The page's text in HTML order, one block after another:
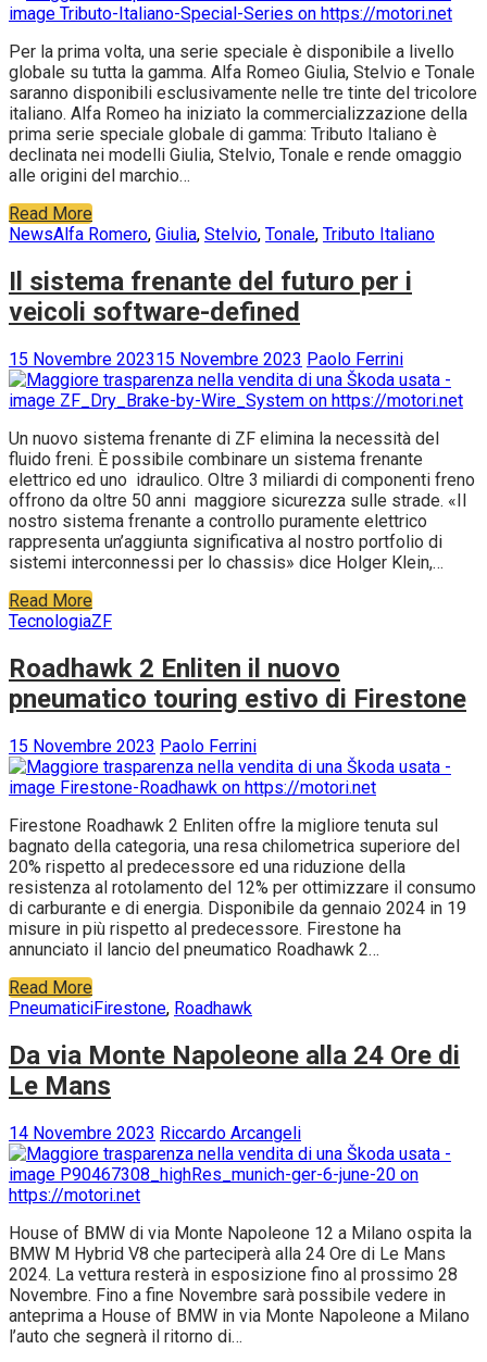
Per la prima volta, una serie speciale è disponibile a livello
globale su tutta la gamma. Alfa Romeo Giulia, Stelvio e Tonale
saranno disponibili esclusivamente nelle tre tinte del tricolore
italiano. Alfa Romeo ha iniziato la commercializzazione della
prima serie speciale globale di gamma: Tributo Italiano è
declinata nei modelli Giulia, Stelvio, Tonale e rende omaggio
alle origini del marchio…
Read More
NewsAlfa Romero, Giulia, Stelvio, Tonale, Tributo Italiano
Il sistema frenante del futuro per i
veicoli software-defined
15 Novembre 202315 Novembre 2023 Paolo Ferrini
Un nuovo sistema frenante di ZF elimina la necessità del
fluido freni. È possibile combinare un sistema frenante
elettrico ed uno idraulico. Oltre 3 miliardi di componenti freno
offrono da oltre 50 anni maggiore sicurezza sulle strade. «Il
nostro sistema frenante a controllo puramente elettrico
rappresenta un’aggiunta significativa al nostro portfolio di
sistemi interconnessi per lo chassis» dice Holger Klein,…
Read More
TecnologiaZF
Roadhawk 2 Enliten il nuovo
pneumatico touring estivo di Firestone
15 Novembre 2023 Paolo Ferrini
Firestone Roadhawk 2 Enliten offre la migliore tenuta sul
bagnato della categoria, una resa chilometrica superiore del
20% rispetto al predecessore ed una riduzione della
resistenza al rotolamento del 12% per ottimizzare il consumo
di carburante e di energia. Disponibile da gennaio 2024 in 19
misure in più rispetto al predecessore. Firestone ha
annunciato il lancio del pneumatico Roadhawk 2…
Read More
PneumaticiFirestone, Roadhawk
Da via Monte Napoleone alla 24 Ore di
Le Mans
14 Novembre 2023 Riccardo Arcangeli
House of BMW di via Monte Napoleone 12 a Milano ospita la
BMW M Hybrid V8 che parteciperà alla 24 Ore di Le Mans
2024. La vettura resterà in esposizione fino al prossimo 28
Novembre. Fino a fine Novembre sarà possibile vedere in
anteprima a House of BMW in via Monte Napoleone a Milano
l’auto che segnerà il ritorno di…